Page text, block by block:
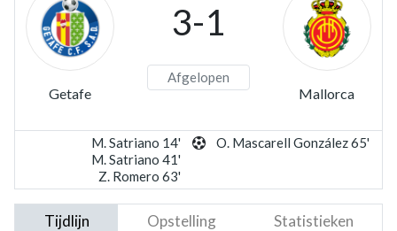
Getafe
3-1
Afgelopen
Mallorca
M. Satriano 14'
M. Satriano 41'
Z. Romero 63'
O. Mascarell González 65'
Tijdlijn Opstelling Statistieken